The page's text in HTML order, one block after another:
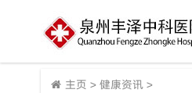
主页 > 健康资讯 >